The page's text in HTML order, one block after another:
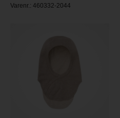
Varenr.:460332-2044